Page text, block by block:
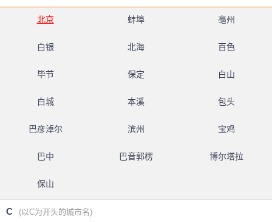
北京 蚌埠 亳州
白银 北海 百色
毕节 保定 白山
白城 本溪 包头
巴彦淖尔 滨州 宝鸡
巴中 巴音郭楞 博尔塔拉
保山
C (以C为开头的城市名)